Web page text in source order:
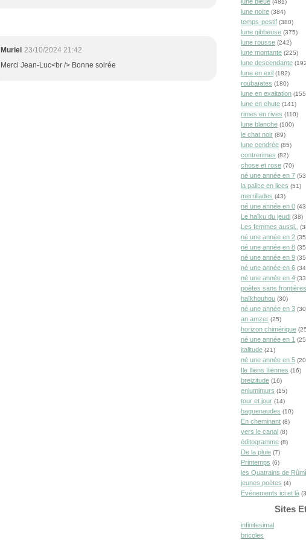
Muriel 23/10/2024 21:42
Merci Jean-Luc<br /> Bonne soirée
(481)
lune noire (384)
temps-pestif (380)
lune gibbeuse (375)
lune rousse (242)
lune montante (225)
lune descendante
lune en exil (182)
roubaïates (180)
lune en exaltation
lune en chute (141)
rimes en rives (110)
lune blanche (100)
le chat noir (89)
lune cendrée (85)
contrerimes (82)
chose et rose (70)
né une année en 7
la palice en lices (51)
merrillades (43)
né une année en 0
Le haïku du jeudi (38)
Les femmes aussi..
né une année en 2
né une année en 8
né une année en 9
né une année en 6
né une année en 4
poètes sans frontières
haïkhouhou (30)
né une année en 3
an amzer (25)
horizon chimérique
né une année en 1
italitude (21)
né une année en 5
Ile Iliens Iliennes (16)
breizitude (16)
enlumimurs (15)
tour et jour (14)
baguenaudes (10)
En cheminant (8)
vers le canal (8)
éditogramme (8)
De la pluie (7)
Printemps (6)
les Quatrains de Rûmî
jeunes poètes (4)
Evénements ici et là
Sites
infinitesimal
bricoles